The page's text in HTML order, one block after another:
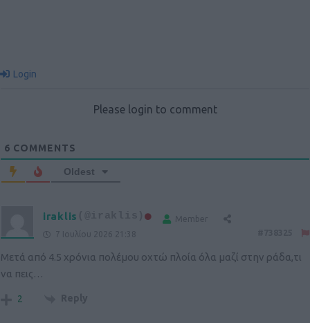
Login
Please login to comment
6 COMMENTS
Oldest
iraklis
Member
7 Ιουλίου 2026 21:38
Μετά από 4.5 χρόνια πολέμου οχτώ πλοία όλα μαζί στην ράδα,τι
να πεις…
2 Reply